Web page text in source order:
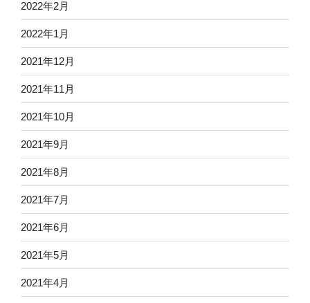
2022年2月
2022年1月
2021年12月
2021年11月
2021年10月
2021年9月
2021年8月
2021年7月
2021年6月
2021年5月
2021年4月